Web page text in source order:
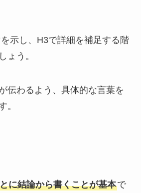
示し、H3で詳細を補足する階
ょう。
伝わるよう、具体的な言葉を
。
に結論から書くことが基本で